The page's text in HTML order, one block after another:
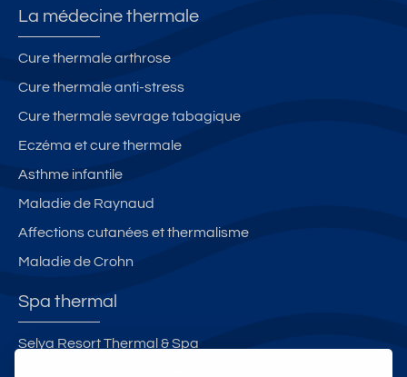
La médecine thermale
Cure thermale arthrose
Cure thermale anti-stress
Cure thermale sevrage tabagique
Eczéma et cure thermale
Asthme infantile
Maladie de Raynaud
Affections cutanées et thermalisme
Maladie de Crohn
Spa thermal
Selya Resort Thermal & Spa